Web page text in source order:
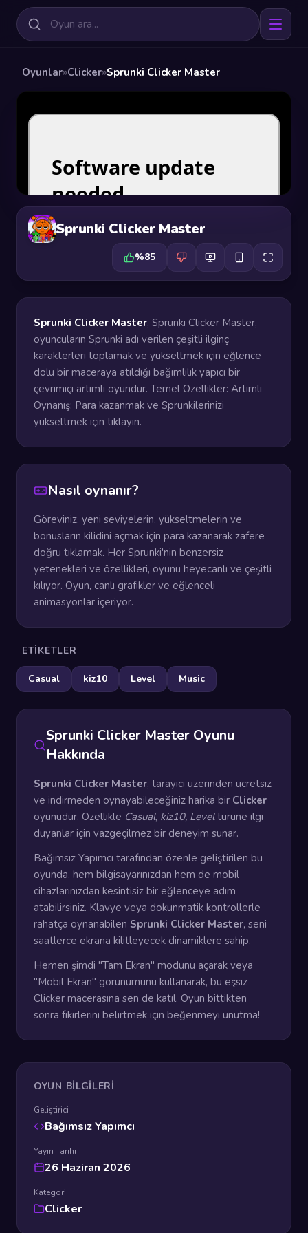
Oyunlar»Clicker»Sprunki Clicker Master
Sprunki Clicker Master
%85
Sprunki Clicker Master, Sprunki Clicker Master,
oyuncuların Sprunki adı verilen çeşitli ilginç
karakterleri toplamak ve yükseltmek için eğlence
dolu bir maceraya atıldığı bağımlılık yapıcı bir
çevrimiçi artımlı oyundur. Temel Özellikler: Artımlı
Oynanış: Para kazanmak ve Sprunkilerinizi
yükseltmek için tıklayın.
Nasıl oynanır?
Göreviniz, yeni seviyelerin, yükseltmelerin ve
bonusların kilidini açmak için para kazanarak zafere
doğru tıklamak. Her Sprunki'nin benzersiz
yetenekleri ve özellikleri, oyunu heyecanlı ve çeşitli
kılıyor. Oyun, canlı grafikler ve eğlenceli
animasyonlar içeriyor.
ETIKETLER
Casual kiz10 Level Music
Sprunki Clicker Master Oyunu
Hakkında
Sprunki Clicker Master, tarayıcı üzerinden ücretsiz
ve indirmeden oynayabileceğiniz harika bir Clicker
oyunudur. Özellikle Casual, kiz10, Leveltürüne ilgi
duyanlar için vazgeçilmez bir deneyim sunar.
Bağımsız Yapımcı tarafından özenle geliştirilen bu
oyunda, hem bilgisayarınızdan hem de mobil
cihazlarınızdan kesintisiz bir eğlenceye adım
atabilirsiniz. Klavye veya dokunmatik kontrollerle
rahatça oynanabilen Sprunki Clicker Master, seni
saatlerce ekrana kilitleyecek dinamiklere sahip.
Hemen şimdi "Tam Ekran" modunu açarak veya
"Mobil Ekran" görünümünü kullanarak, bu eşsiz
Clicker macerasına sen de katıl. Oyun bittikten
sonra fikirlerini belirtmek için beğenmeyi unutma!
OYUN BILGILERI
Geliştirici
Bağımsız Yapımcı
Yayın Tarihi
26 Haziran 2026
Kategori
Clicker